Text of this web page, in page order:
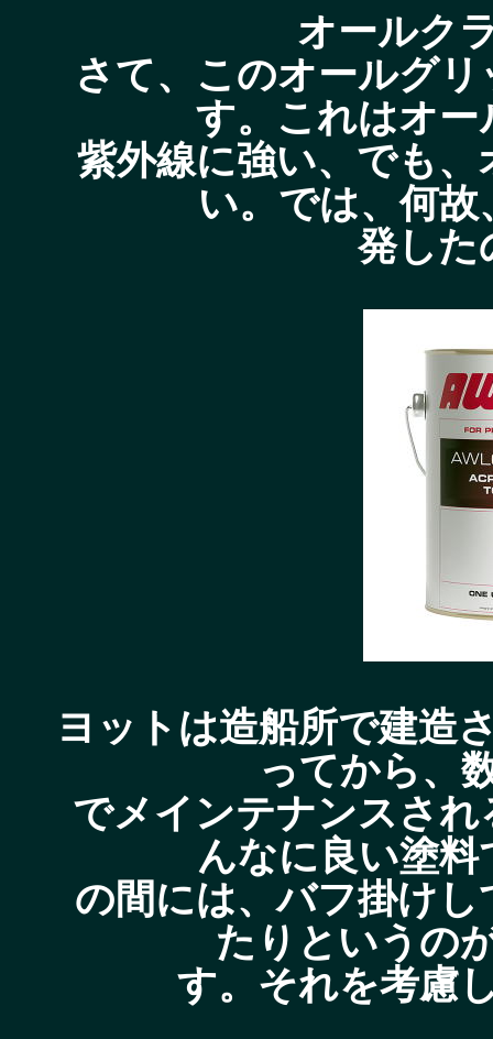
オールク
さて、このオールグ
す。これはオ
紫外線に強い、でも
い。では、何
発した
ヨットは造船所で建造
ってから、
でメインテナンスさ
んなに良い塗
の間には、バフ掛け
たりというの
す。それを考慮